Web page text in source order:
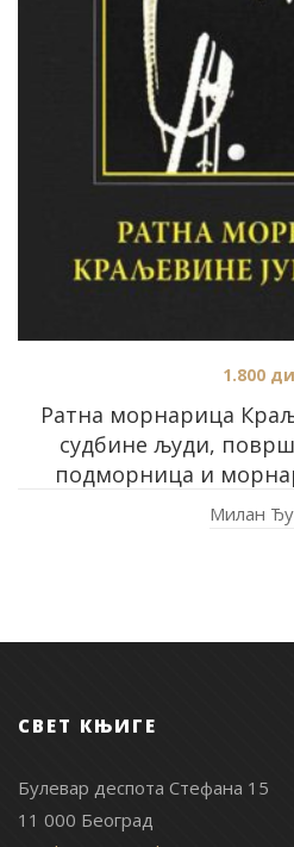
Ратна морнарица
судбине људи,
подморница и
1.800
Милан
СВЕТ КЊИГЕ
Булевар деспота Стефана 15
11 000 Београд